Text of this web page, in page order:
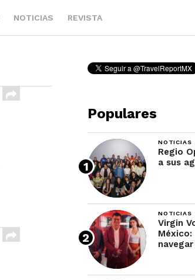
NOTICIAS REVISTA
Populares
NOTICIAS
Regio
a sus
NOTICIAS
Virgin
navegar